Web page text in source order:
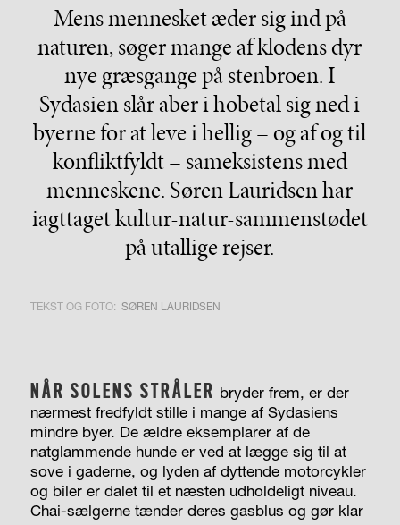
Mens mennesket æder sig ind på
naturen, søger mange af klodens dyr
nye græsgange på stenbroen. I
Sydasien slår aber i hobetal sig ned i
byerne for at leve i hellig – og af og til
konfliktfyldt – sameksistens med
menneskene. Søren Lauridsen har
iagttaget kultur-natur-sammenstødet
på utallige rejser.
TEKST OG FOTO: SØREN LAURIDSEN
NÅR SOLENS STRÅLER bryder frem, er der
nærmest fredfyldt stille i mange af Sydasiens
mindre byer. De ældre eksemplarer af de
natglammende hunde er ved at lægge sig til at
sove i gaderne, og lyden af dyttende motorcykler
og biler er dalet til et næsten udholdeligt niveau.
Chai-sælgerne tænder deres gasblus og gør klar